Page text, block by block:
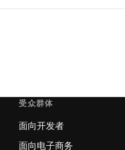
受众群体
面向开发者
面向电子商务